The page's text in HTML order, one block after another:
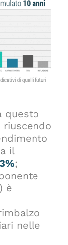
questo
il
;
è
nelle